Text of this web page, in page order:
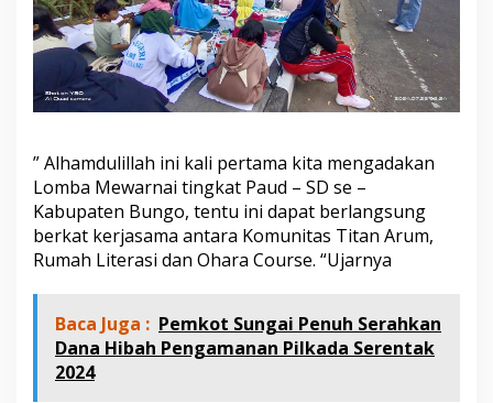
” Alhamdulillah ini kali pertama kita mengadakan
Lomba Mewarnai tingkat Paud – SD se –
Kabupaten Bungo, tentu ini dapat berlangsung
berkat kerjasama antara Komunitas Titan Arum,
Rumah Literasi dan Ohara Course. “Ujarnya
Baca Juga : Pemkot Sungai Penuh Serahkan
Dana Hibah Pengamanan Pilkada Serentak
2024